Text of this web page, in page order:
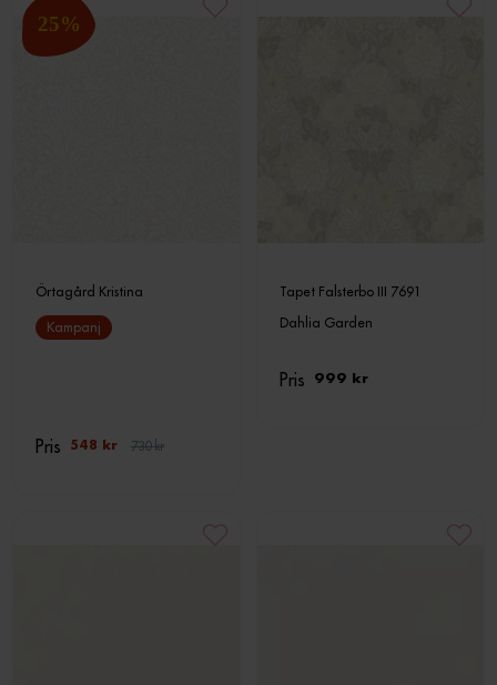
25%
Örtagård Kristina
Kampanj
Pris 548 kr 730 kr
Tapet Falsterbo III 7691
Dahlia Garden
Pris 999 kr